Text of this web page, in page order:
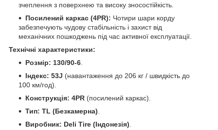
зчеплення з поверхнею та високу зносостійкість.
Посилений каркас (4PR): Чотири шари корду
забезпечують чудову стабільність і захист від
механічних пошкоджень під час активної експлуатації.
Технічні характеристики:
Розмір: 130/90-6
Індекс: 53J (навантаження до 206 кг / швидкість до
100 км/год).
Конструкція: 4PR (посилений каркас).
Тип: TL (Безкамерна)
Виробник: Deli Tire (Індонезія)